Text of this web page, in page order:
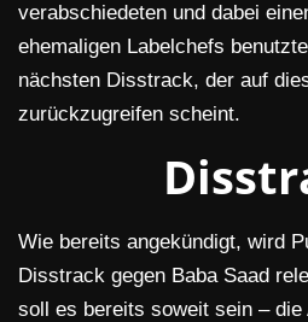
verabschiedeten und dabei
ehemaligen Labelchefs
nächsten Disstrack, der auf
zurückzugreifen scheint.
Wie bereits angekündigt, wird
Disstrack gegen Baba Saad
soll es bereits soweit sein – die